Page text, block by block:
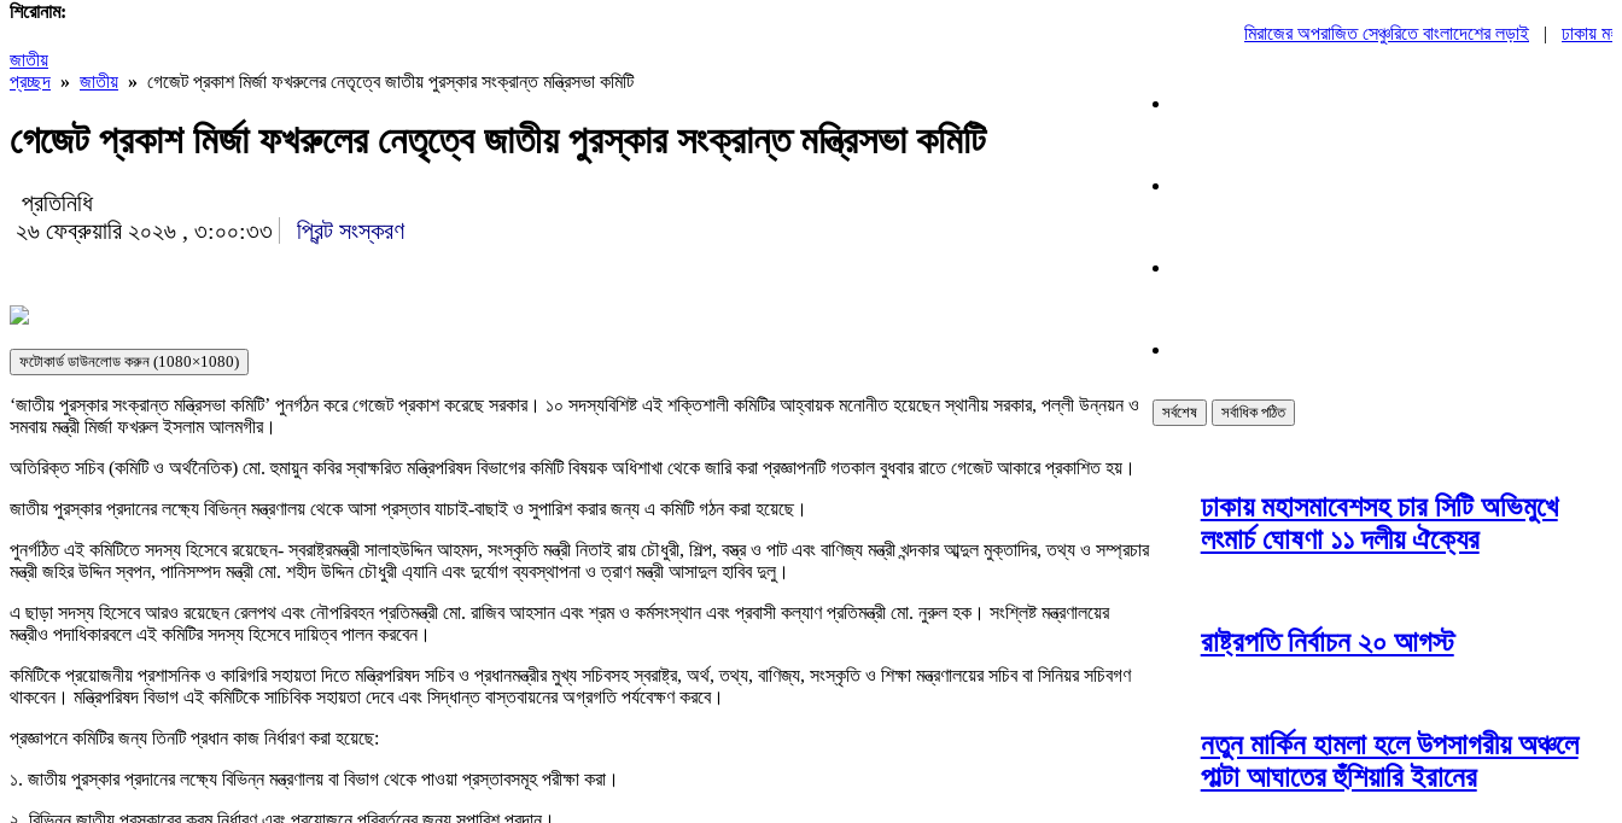
শিরোনাম:
মিরাজের অপরাজিত সেঞ্চুরিতে বাংলাদেশের লড়াই|ঢাকায়
জাতীয়
প্রচ্ছদ » জাতীয় » গেজেট প্রকাশ মির্জা ফখরুলের নেতৃত্বে জাতীয় পুরস্কার সংক্রান্ত মন্ত্রিসভা কমিটি
গেজেট প্রকাশ মির্জা ফখরুলের নেতৃত্বে জাতীয় পুরস্কার সংক্রান্ত মন্ত্রিসভা কমিটি
প্রতিনিধি
২৬ ফেব্রুয়ারি ২০২৬ , ৩:০০:৩৩
প্রিন্ট সংস্করণ
ফটোকার্ড ডাউনলোড করুন (1080×1080)
‘জাতীয় পুরস্কার সংক্রান্ত মন্ত্রিসভা কমিটি’ পুনর্গঠন করে গেজেট প্রকাশ করেছে সরকার। ১০ সদস্যবিশিষ্ট এই শক্তিশালী কমিটির আহ্বায়ক মনোনীত হয়েছেন স্থানীয় সরকার, পল্লী উন্নয়ন ও
সমবায় মন্ত্রী মির্জা ফখরুল ইসলাম আলমগীর।
অতিরিক্ত সচিব (কমিটি ও অর্থনৈতিক) মো. হুমায়ুন কবির স্বাক্ষরিত মন্ত্রিপরিষদ বিভাগের কমিটি বিষয়ক অধিশাখা থেকে জারি করা প্রজ্ঞাপনটি গতকাল বুধবার রাতে গেজেট আকারে প্রকাশিত হয়।
জাতীয় পুরস্কার প্রদানের লক্ষ্যে বিভিন্ন মন্ত্রণালয় থেকে আসা প্রস্তাব যাচাই-বাছাই ও সুপারিশ করার জন্য এ কমিটি গঠন করা হয়েছে।
পুনর্গঠিত এই কমিটিতে সদস্য হিসেবে রয়েছেন- স্বরাষ্ট্রমন্ত্রী সালাহউদ্দিন আহমদ, সংস্কৃতি মন্ত্রী নিতাই রায় চৌধুরী, শিল্প, বস্ত্র ও পাট এবং বাণিজ্য মন্ত্রী খন্দকার আব্দুল মুক্তাদির, তথ্য ও সম্প্রচার
মন্ত্রী জহির উদ্দিন স্বপন, পানিসম্পদ মন্ত্রী মো. শহীদ উদ্দিন চৌধুরী এ্যানি এবং দুর্যোগ ব্যবস্থাপনা ও ত্রাণ মন্ত্রী আসাদুল হাবিব দুলু।
এ ছাড়া সদস্য হিসেবে আরও রয়েছেন রেলপথ এবং নৌপরিবহন প্রতিমন্ত্রী মো. রাজিব আহসান এবং শ্রম ও কর্মসংস্থান এবং প্রবাসী কল্যাণ প্রতিমন্ত্রী মো. নুরুল হক। সংশ্লিষ্ট মন্ত্রণালয়ের
মন্ত্রীও পদাধিকারবলে এই কমিটির সদস্য হিসেবে দায়িত্ব পালন করবেন।
কমিটিকে প্রয়োজনীয় প্রশাসনিক ও কারিগরি সহায়তা দিতে মন্ত্রিপরিষদ সচিব ও প্রধানমন্ত্রীর মুখ্য সচিবসহ স্বরাষ্ট্র, অর্থ, তথ্য, বাণিজ্য, সংস্কৃতি ও শিক্ষা মন্ত্রণালয়ের সচিব বা সিনিয়র সচিবগণ
থাকবেন। মন্ত্রিপরিষদ বিভাগ এই কমিটিকে সাচিবিক সহায়তা দেবে এবং সিদ্ধান্ত বাস্তবায়নের অগ্রগতি পর্যবেক্ষণ করবে।
প্রজ্ঞাপনে কমিটির জন্য তিনটি প্রধান কাজ নির্ধারণ করা হয়েছে:
১. জাতীয় পুরস্কার প্রদানের লক্ষ্যে বিভিন্ন মন্ত্রণালয় বা বিভাগ থেকে পাওয়া প্রস্তাবসমূহ পরীক্ষা করা।
সর্বশেষ সর্বাধিক পঠিত
ঢাকায় মহাসমাবেশসহ চার সিটি অভিমুখে
লংমার্চ ঘোষণা ১১ দলীয় ঐক্যের
রাষ্ট্রপতি নির্বাচন ২০ আগস্ট
নতুন মার্কিন হামলা হলে উপসাগরীয় অঞ্চলে
পাল্টা আঘাতের হুঁশিয়ারি ইরানের